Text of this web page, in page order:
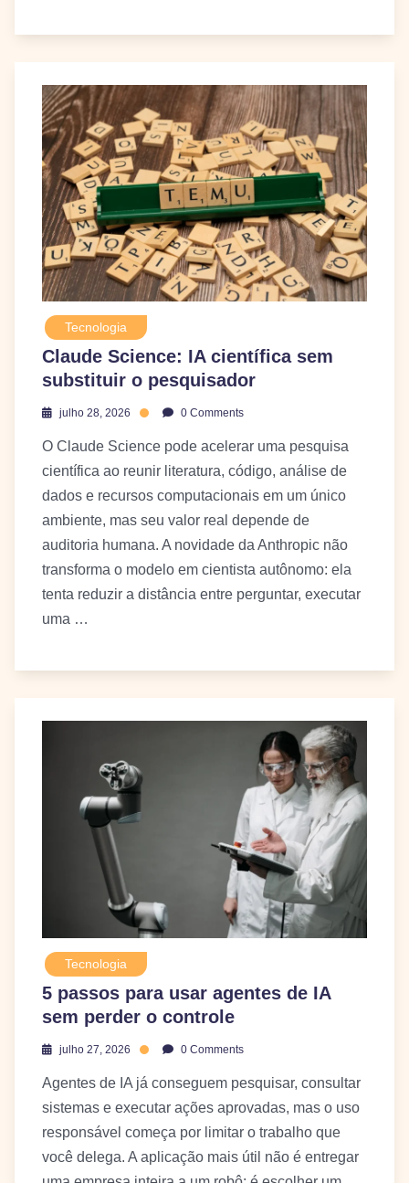
Tecnologia
Claude Science: IA científica sem
substituir o pesquisador
julho 28, 2026 0 Comments
O Claude Science pode acelerar uma pesquisa
científica ao reunir literatura, código, análise de
dados e recursos computacionais em um único
ambiente, mas seu valor real depende de
auditoria humana. A novidade da Anthropic não
transforma o modelo em cientista autônomo: ela
tenta reduzir a distância entre perguntar, executar
uma …
Tecnologia
5 passos para usar agentes de IA
sem perder o controle
julho 27, 2026 0 Comments
Agentes de IA já conseguem pesquisar, consultar
sistemas e executar ações aprovadas, mas o uso
responsável começa por limitar o trabalho que
você delega. A aplicação mais útil não é entregar